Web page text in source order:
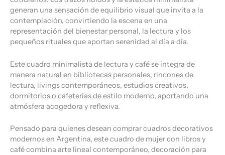
generan una sensación de equilibrio visual que invita a la
contemplación, convirtiendo la escena en una
representación del bienestar personal, la lectura y los
pequeños rituales que aportan serenidad al día a día.
Este cuadro minimalista de lectura y café se integra de
manera natural en bibliotecas personales, rincones de
lectura, livings contemporáneos, estudios creativos,
dormitorios o cafeterías de estilo moderno, aportando una
atmósfera acogedora y reflexiva.
Pensado para quienes desean comprar cuadros decorativos
modernos en Argentina, este cuadro de mujer con libros y
café combina arte lineal contemporáneo, decoración para